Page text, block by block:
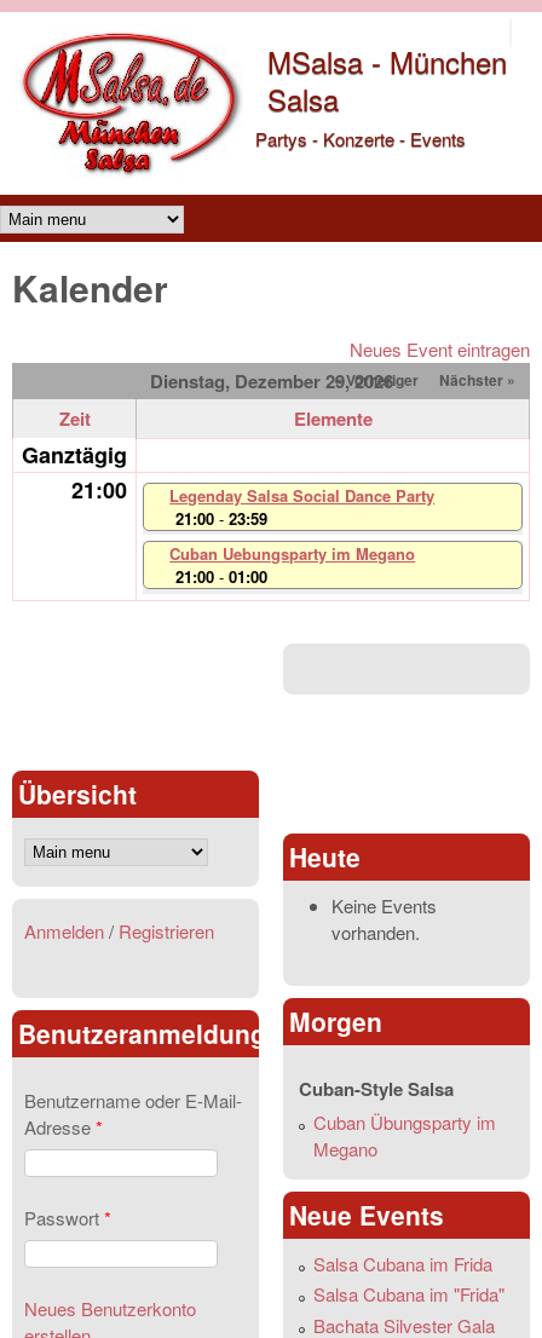
MSalsa - München
Salsa
Partys - Konzerte - Events
Main menu
Kalender
Neues Event eintragen
Dienstag, Dezember 29, 2026
« Vorheriger Nächster »
Zeit Elemente
Ganztägig
21:00
Legenday Salsa Social Dance Party
21:00 -23:59
Cuban Uebungsparty im Megano
21:00 -01:00
Übersicht
Anmelden/ Registrieren
Benutzeranmeldung
Benutzername oder E-Mail-
Adresse*
Passwort*
Neues Benutzerkonto
Heute
Keine Events
vorhanden.
Morgen
Cuban-Style Salsa
Cuban Übungsparty im
Megano
Neue Events
Salsa Cubana im Frida
Salsa Cubana im "Frida"
Bachata Silvester Gala